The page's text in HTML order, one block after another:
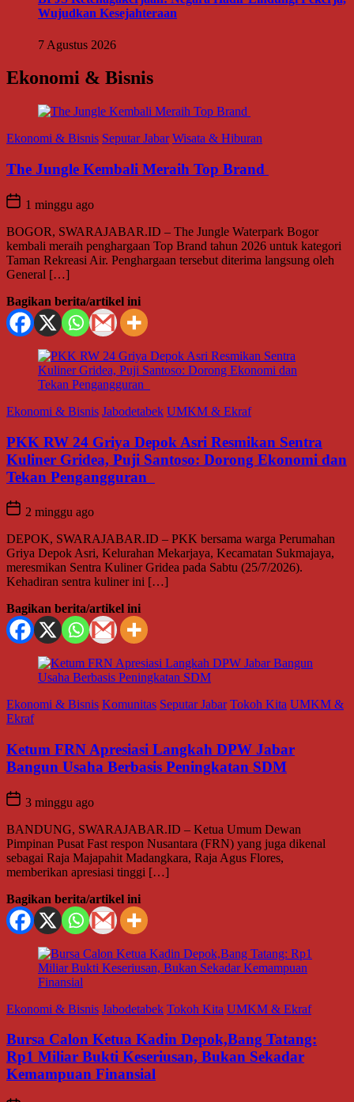
Wujudkan Kesejahteraan
7 Agustus 2026
Ekonomi & Bisnis
Ekonomi & Bisnis Seputar Jabar Wisata & Hiburan
The Jungle Kembali Meraih Top Brand
1 minggu ago
BOGOR, SWARAJABAR.ID – The Jungle Waterpark Bogor
kembali meraih penghargaan Top Brand tahun 2026 untuk kategori
Taman Rekreasi Air. Penghargaan tersebut diterima langsung oleh
General […]
Bagikan berita/artikel ini
Ekonomi & Bisnis Jabodetabek UMKM & Ekraf
PKK RW 24 Griya Depok Asri Resmikan Sentra
Kuliner Gridea, Puji Santoso: Dorong Ekonomi dan
Tekan Pengangguran
2 minggu ago
DEPOK, SWARAJABAR.ID – PKK bersama warga Perumahan
Griya Depok Asri, Kelurahan Mekarjaya, Kecamatan Sukmajaya,
meresmikan Sentra Kuliner Gridea pada Sabtu (25/7/2026).
Kehadiran sentra kuliner ini […]
Bagikan berita/artikel ini
Ekonomi & Bisnis Komunitas Seputar Jabar Tokoh Kita UMKM &
Ekraf
Ketum FRN Apresiasi Langkah DPW Jabar
Bangun Usaha Berbasis Peningkatan SDM
3 minggu ago
BANDUNG, SWARAJABAR.ID – Ketua Umum Dewan
Pimpinan Pusat Fast respon Nusantara (FRN) yang juga dikenal
sebagai Raja Majapahit Madangkara, Raja Agus Flores,
memberikan apresiasi tinggi […]
Bagikan berita/artikel ini
Ekonomi & Bisnis Jabodetabek Tokoh Kita UMKM & Ekraf
Bursa Calon Ketua Kadin Depok,Bang Tatang:
Rp1 Miliar Bukti Keseriusan, Bukan Sekadar
Kemampuan Finansial